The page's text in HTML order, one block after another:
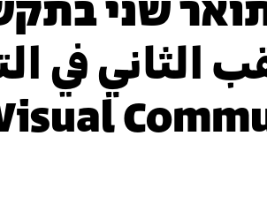
שני
الثاني في